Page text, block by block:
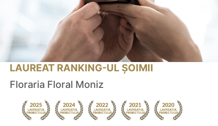
LAUREAT RANKING-UL ȘOIMII
Floraria Floral Moniz